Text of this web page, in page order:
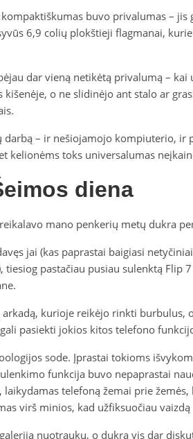
buvo privalumas – jis
6,9 colių plokštieji flagmanai,
dar vieną netikėtą privalumą – kai
kišenėje, o ne slidinėjo ant stalo ar
– ir nešiojamojo kompiuterio, ir
kelionėms toks universalumas
diena
mano penkerių metų dukra
jai (kas paprastai baigiasi
tiesiog pastačiau pusiau sulenktą Flip
arkadą, kurioje reikėjo rinkti burbulus,
pasiekti jokios kitos telefono
sode. Įprastai tokioms
funkcija buvo nepaprastai
telefoną žemai prie
virš minios, kad užfiksuočiau
nuotraukų, o dukra vis dar